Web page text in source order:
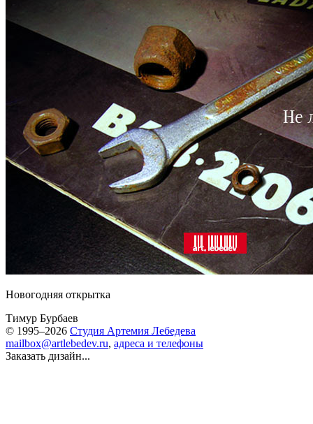
Новогодняя открытка
Тимур Бурбаев
© 1995–2026 Студия Артемия Лебедева
mailbox@artlebedev.ru, адреса и телефоны
Заказать дизайн...